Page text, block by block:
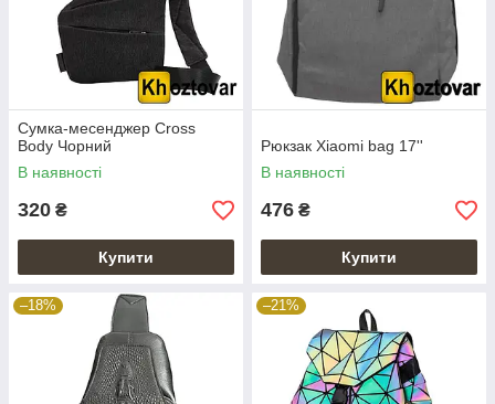
Сумка-месенджер Cross
Body Чорний
В наявності
320 ₴
Купити
Рюкзак Xiaomi bag 17''
В наявності
476 ₴
Купити
–18% –21%